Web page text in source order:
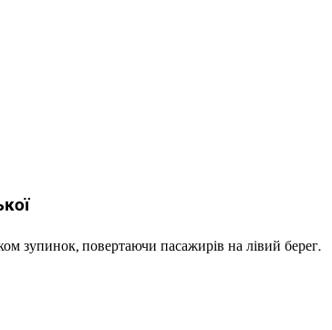
зупинок, повертаючи пасажирів на лівий берег.